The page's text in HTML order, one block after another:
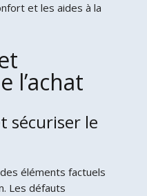
et les aides à la
l’achat
sécuriser le
éléments factuels
Les défauts